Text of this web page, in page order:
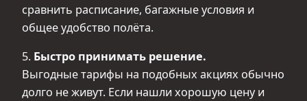
сравнить расписание, багажные условия и
общее удобство полёта.
5. Быстро принимать решение.
Выгодные тарифы на подобных акциях обычно
долго не живут. Если нашли хорошую цену и